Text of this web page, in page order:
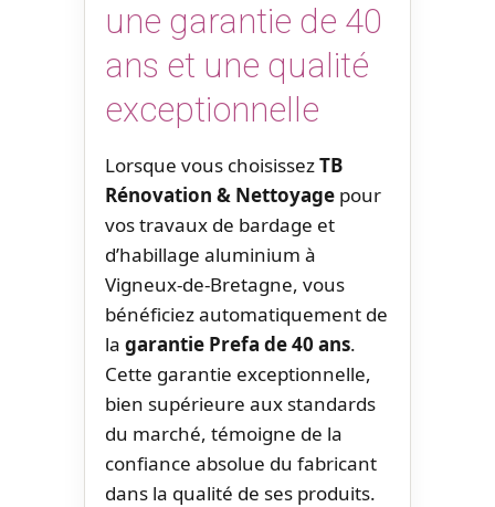
une garantie de 40
ans et une qualité
exceptionnelle
Lorsque vous choisissezTB
Rénovation & Nettoyage pour
vos travaux de bardage et
d’habillage aluminium à
Vigneux-de-Bretagne, vous
bénéficiez automatiquement de
la garantie Prefa de 40 ans.
Cette garantie exceptionnelle,
bien supérieure aux standards
du marché, témoigne de la
confiance absolue du fabricant
dans la qualité de ses produits.